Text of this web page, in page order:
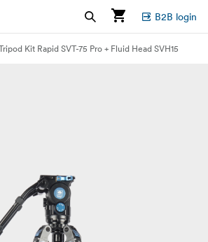
B2B login
Kit Rapid SVT-75 Pro + Fluid Head SVH15